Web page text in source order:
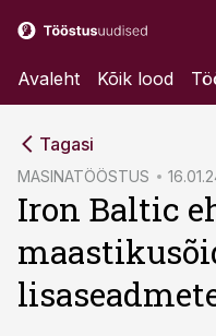
Avaleht Kõik lood
Tagasi
MASINATÖÖSTUS
Iron Baltic